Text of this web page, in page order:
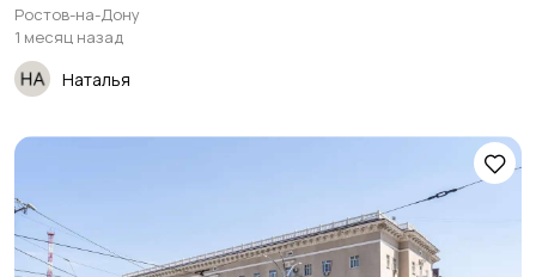
Ростов-на-Дону
1 месяц назад
Наталья